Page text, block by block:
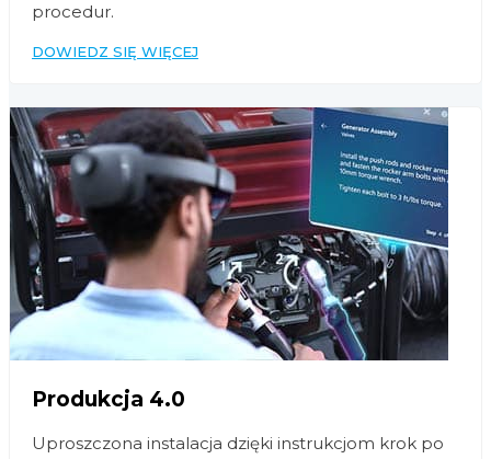
procedur.
DOWIEDZ SIĘ WIĘCEJ
Produkcja 4.0
Uproszczona instalacja dzięki instrukcjom krok po